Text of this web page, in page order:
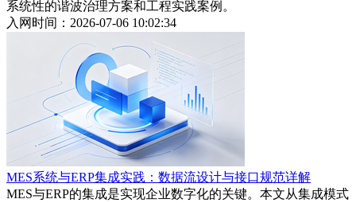
系统性的谐波治理方案和工程实践案例。
入网时间：2026-07-06 10:02:34
MES系统与ERP集成实践：数据流设计与接口规范详解
MES与ERP的集成是实现企业数字化的关键。本文从集成模式